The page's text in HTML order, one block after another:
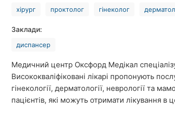
хірург проктолог гінеколог
Заклади:
диспансер
Медичний центр Оксфорд Медікал
Висококваліфіковані лікарі пропонують
гінекології, дерматології, неврології та
пацієнтів, які можуть отримати лікування в